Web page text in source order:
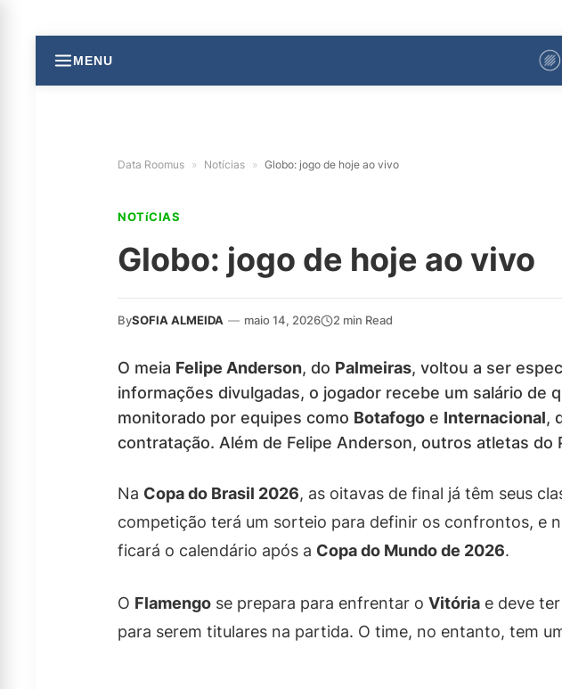
MENU
Data Roomus » Notícias » Globo: jogo de hoje ao vivo
NOTíCIAS
Globo: jogo de hoje ao vivo
BySOFIA ALMEIDA — maio 14, 2026 2 min Read
O meia Felipe Anderson, do Palmeiras, voltou a ser
informações divulgadas, o jogador recebe um salário de
monitorado por equipes como Botafogo e Internacional,
contratação. Além de Felipe Anderson, outros atletas
Na Copa do Brasil 2026, as oitavas de final já têm seus
competição terá um sorteio para definir os confrontos, e
ficará o calendário após a Copa do Mundo de 2026.
O Flamengo se prepara para enfrentar o Vitória e deve
para serem titulares na partida. O time, no entanto, tem